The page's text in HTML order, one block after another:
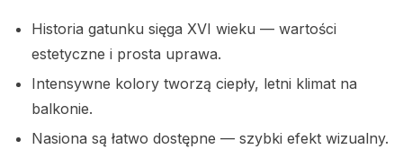
Historia gatunku sięga XVI wieku — wartości
estetyczne i prosta uprawa.
Intensywne kolory tworzą ciepły, letni klimat na
balkonie.
Nasiona są łatwo dostępne — szybki efekt wizualny.